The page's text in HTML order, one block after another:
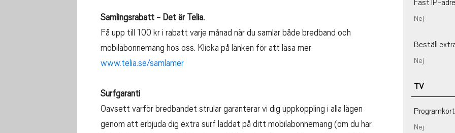
Samlingsrabatt - Det är Telia.
Få upp till 100 kr i rabatt varje månad när du samlar både bredband och
mobilabonnemang hos oss. Klicka på länken för att läsa mer
www.telia.se/samlamer
Surfgaranti
Oavsett varför bredbandet strular garanterar vi dig uppkoppling i alla lägen
genom att erbjuda dig extra surf laddat på ditt mobilabonnemang (om du har
Fast IP-
Nej
Beställ
Nej
TV
Nej